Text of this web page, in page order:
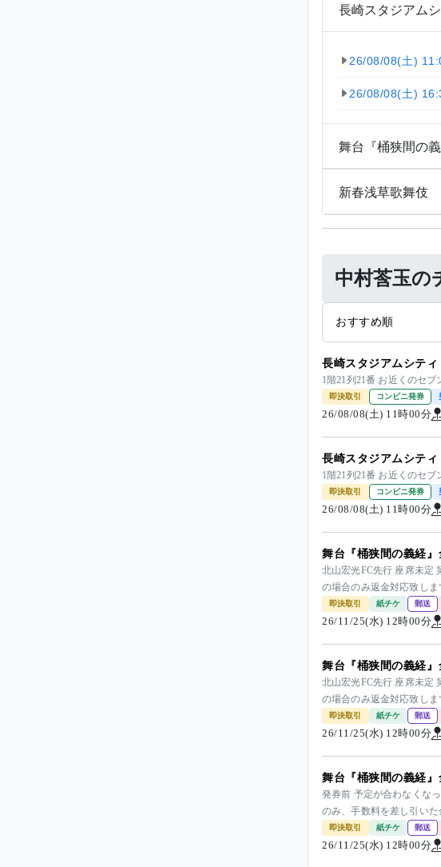
長崎スタジアム
26/08/08(土)
26/08/08(土)
舞台『桶狭間の
新春浅草歌舞伎
中村莟玉の
おすすめ順
長崎スタジアムシテ
1階21列21番 お近くのセブ
即決取引 コンビニ発券
26/08/08(土) 11時00分
長崎スタジアムシテ
1階21列21番 お近くのセブ
即決取引 コンビニ発券
26/08/08(土) 11時00分
舞台『桶狭間の義経』
北山宏光FC先行 座席未定
の場合のみ返金対応致しま
即決取引 紙チケ 郵送
26/11/25(水) 12時00分
舞台『桶狭間の義経』
北山宏光FC先行 座席未定
の場合のみ返金対応致しま
即決取引 紙チケ 郵送
26/11/25(水) 12時00分
舞台『桶狭間の義経』
発券前 予定が合わなくな
のみ、手数料を差し引い
即決取引 紙チケ 郵送
26/11/25(水) 12時00分